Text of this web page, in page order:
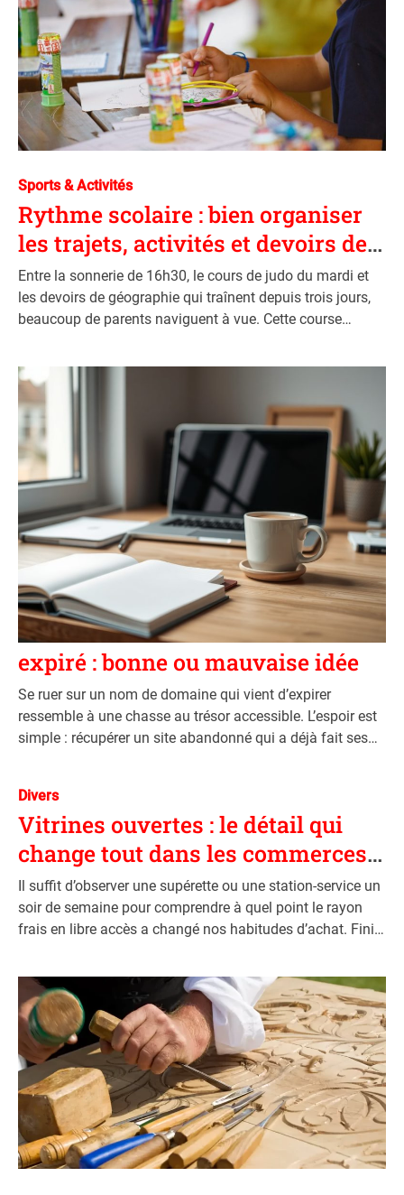
C
a
t
e
g
o
r
s
Sports & Activités
Rythme scolaire : bien organiser
les trajets, activités et devoirs de
vos enfants
Entre la sonnerie de 16h30, le cours de judo du mardi et
les devoirs de géographie qui traînent depuis trois jours,
beaucoup de parents naviguent à vue. Cette course
fatalité. Avec quelques ajustements dans
C
t
e
g
o
r
s
Divers
Acheter un nom de domaine
expiré : bonne ou mauvaise idée
Se ruer sur un nom de domaine qui vient d’expirer
ressemble à une chasse au trésor accessible. L’espoir est
simple : récupérer un site abandonné qui a déjà fait ses
C
a
e
g
o
r
Divers
Vitrines ouvertes : le détail qui
change tout dans les commerces
alimentaires
Il suffit d’observer une supérette ou une station-service un
soir de semaine pour comprendre à quel point le rayon
frais en libre accès a changé nos habitudes d’achat. Fini
repartir avec un